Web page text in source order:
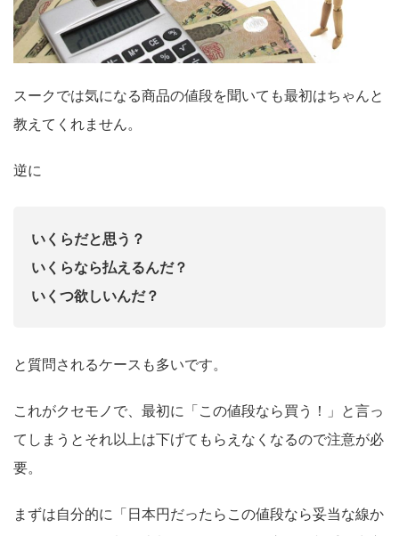
スークでは気になる商品の値段を聞いても最初はちゃんと
教えてくれません。
逆に
いくらだと思う？
いくらなら払えるんだ？
いくつ欲しいんだ？
と質問されるケースも多いです。
これがクセモノで、最初に「この値段なら買う！」と言っ
てしまうとそれ以上は下げてもらえなくなるので注意が必
要。
まずは自分的に「日本円だったらこの値段なら妥当な線か